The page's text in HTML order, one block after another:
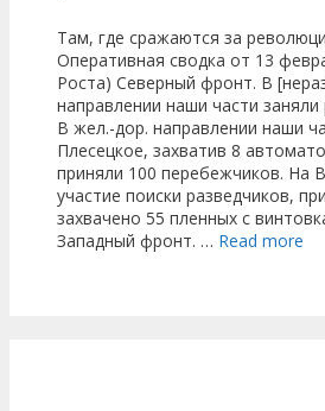
Там, где сражаются за
Оперативная сводка от 13
Роста) Северный фронт. В
направлении наши части заняли
В жел.-дор. направлении наши
Плесецкое, захватив 8
приняли 100 перебежчиков. На
участие поиски разведчиков,
захвачено 55 пленных с
Западный фронт. … Read more